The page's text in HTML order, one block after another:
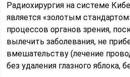
Радиохирургия на системе
является «золотым
процессов органов зрения,
вылечить заболевания, не
вмешательству (лечение
без удаления глазного яблока,